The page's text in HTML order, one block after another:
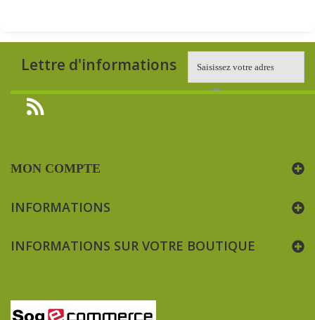
Lettre d'informations
MON COMPTE
INFORMATIONS
INFORMATIONS SUR VOTRE BOUTIQUE